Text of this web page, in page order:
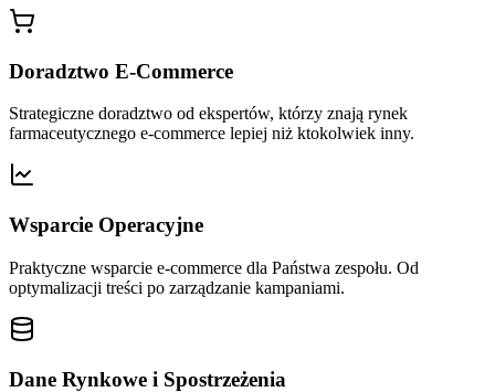
Doradztwo E-Commerce
Strategiczne doradztwo od ekspertów, którzy znają rynek
farmaceutycznego e-commerce lepiej niż ktokolwiek inny.
Wsparcie Operacyjne
Praktyczne wsparcie e-commerce dla Państwa zespołu. Od
optymalizacji treści po zarządzanie kampaniami.
Dane Rynkowe i Spostrzeżenia